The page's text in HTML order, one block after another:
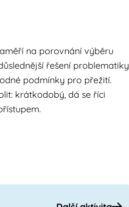
na porovnání výběru
řešení problematiky
podmínky pro přežití.
krátkodobý, dá se říci